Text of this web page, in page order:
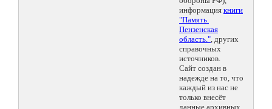
информация книги
"Память.
Пензенская
область.", других
справочных
источников.
Сайт создан в
надежде на то, что
каждый из нас не
только внесёт
данные архивных